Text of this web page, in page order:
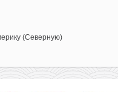
(Северную)